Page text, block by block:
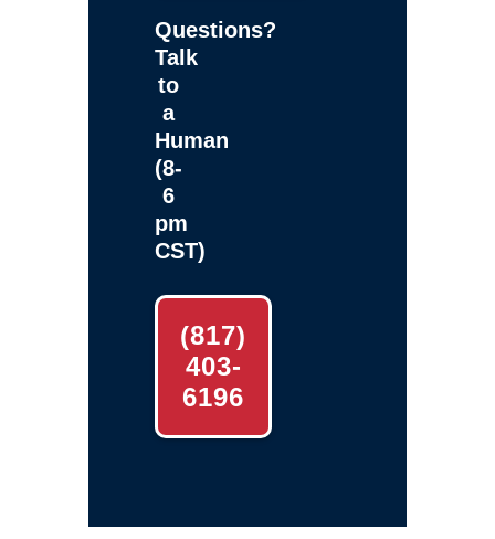
Questions?
Talk
to
a
Human
(8-
6
pm
CST)
(817)
403-
6196